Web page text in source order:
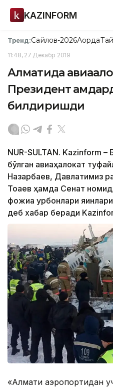
KAZINFORM
Тренд:Сайлов-2026Ақорда
11:48, 27 Декабр 2019
Алматида
Президент
билдиришди
NUR-SULTAN. Kazinform –
бўлган авиаҳалокат
Назарбаев, Давлатимиз
Тоқаев ҳамда Сенат
фожиа қурбонлари
деб хабар беради
«Алмати аэропортидан